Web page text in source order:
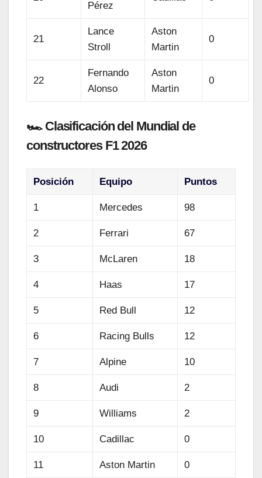
Pérez
21
Lance
Stroll
Aston
Martin
0
22
Fernando
Alonso
Aston
Martin
0
🏎️ Clasificación del Mundial de
constructores F1 2026
Posición Equipo Puntos
1 Mercedes 98
2 Ferrari 67
3 McLaren 18
4 Haas 17
5 Red Bull 12
6 Racing Bulls 12
7 Alpine 10
8 Audi 2
9 Williams 2
10 Cadillac 0
11 Aston Martin 0